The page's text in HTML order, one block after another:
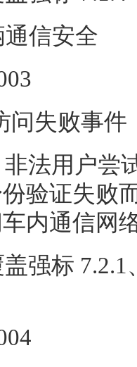
通信安全
问失败事件
法用户尝
验证失败
内通信网
强标 7.2.1